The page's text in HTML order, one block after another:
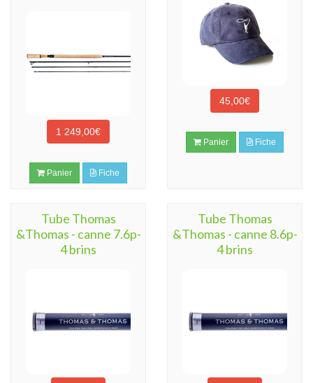
1 249,00€
Panier Fiche
45,00€
Panier Fiche
Tube Thomas
&Thomas - canne 7.6p-
4 brins
Tube Thomas
&Thomas - canne 8.6p-
4 brins